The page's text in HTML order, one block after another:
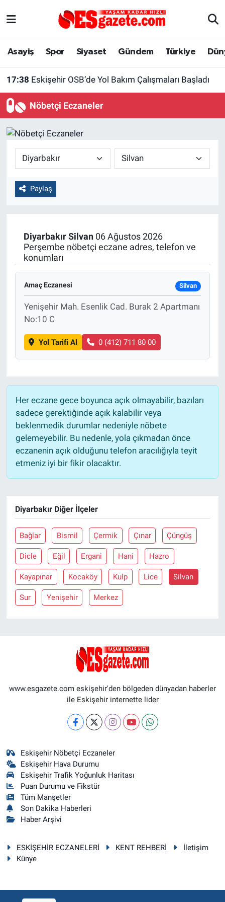
Asayiş Spor Siyaset Gündem Türkiye
17:38 Eskişehir OSB’de Yol Bakım Çalışmaları Başladı
Nöbetçi Eczaneler
Paylaş
Diyarbakır Silvan06 Ağustos 2026
Perşembe nöbetçi eczane adres, telefon ve
konumları
Amaç Eczanesi Silvan
Yenişehir Mah. Esenlik Cad. Burak 2 Apartmanı
No:10 C
Yol Tarifi Al 0 (412) 711 80 00
Her eczane gece boyunca açık olmayabilir, bazıları
sadece gerektiğinde açık kalabilir veya
beklenmedik durumlar nedeniyle nöbete
gelemeyebilir. Bu nedenle, yola çıkmadan önce
eczanenin açık olduğunu telefon aracılığıyla teyit
etmeniz iyi bir fikir olacaktır.
Diyarbakır Diğer İlçeler
Bağlar Bismil Çermik Çınar Çüngüş
Dicle Eğil Ergani Hani Hazro
Kayapınar Kocaköy Kulp Lice Silvan
Sur Yenişehir Merkez
www.esgazete.com eskişehir'den bölgeden dünyadan haberler
ile Eskişehir internette lider
Eskişehir Nöbetçi Eczaneler
Eskişehir Hava Durumu
Eskişehir Trafik Yoğunluk Haritası
Puan Durumu ve Fikstür
Tüm Manşetler
Son Dakika Haberleri
Haber Arşivi
ESKİŞEHİR ECZANELERİ KENT REHBERİ
İletişim
Künye
Asayiş
Türkiye
Dünya
Sağlık
Yaşam
Eskişehir Arşivi
Röportaj
Ekonomi
Politika
Bilecik
Kütahya
Gezi
Genel
Yerel
Magazin
Bilim ve Teknoloji
Eskişehir Nöbetçi Eczaneler
Tüm Manşetler
Son Dakika Haberleri
Haber Arşivi